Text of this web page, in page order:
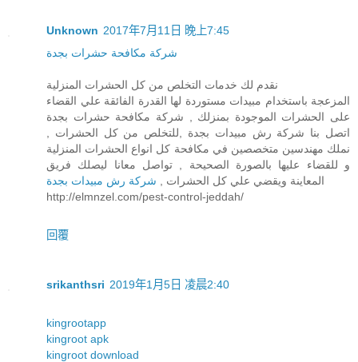
Unknown 2017年7月11日 晚上7:45
شركة مكافحة حشرات بجدة
نقدم لك خدمات التخلص من كل الحشرات المنزلية
المزعجة باستخدام مبيدات مستوردة لها القدرة الفائقة علي القضاء
على الحشرات الموجودة بمنزلك , شركة مكافحة حشرات بجدة
اتصل بنا شركة رش مبيدات بجدة ,للتخلص من كل الحشرات ,
نملك مهندسين متخصصين في مكافحة كل انواع الحشرات المنزلية
و للقضاء عليها بالصورة الصحيحة , تواصل معانا ليصلك فريق
المعاينة ويقضي علي كل الحشرات ,
شركة رش مبيدات بجدة
http://elmnzel.com/pest-control-jeddah/
回覆
srikanthsri 2019年1月5日 凌晨2:40
kingrootapp
kingroot apk
kingroot download